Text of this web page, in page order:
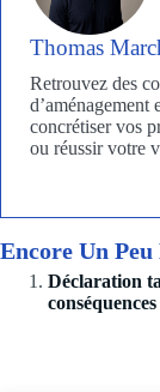
Thomas
Retrouvez des
d’aménagement
concrétiser vos
ou réussir votre
Encore Un
Déclaration
conséquences